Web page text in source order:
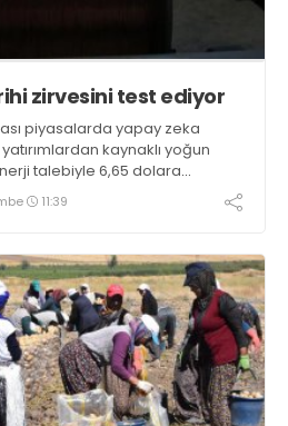
zirvesini test ediyor
piyasalarda yapay zeka
kaynaklı yoğun
talebiyle 6,65 dolara
ediyor
11:39